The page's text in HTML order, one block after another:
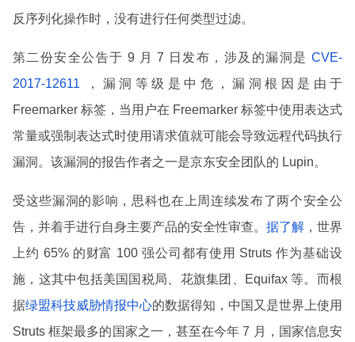
反序列化操作时，没有进行任何类型过滤。
第二份安全公告于 9 月 7 日发布，涉及的漏洞是 CVE-
2017-12611
，漏洞等级是中危，漏洞根因是由于
Freemarker 标签，当用户在 Freemarker 标签中使用表达式
常量或强制表达式时使用请求值就可能会导致远程代码执行
漏洞。该漏洞的报告作者之一是京东安全团队的 Lupin。
受这些漏洞的影响，思科也在上周连续发布了两个安全公
告，并着手进行自身主要产品的安全性审查。 据了解 ，世界
上约 65% 的财富 100 强公司都有使用 Struts 作为基础设
施，这其中包括美国国税局、花旗集团、Equifax 等。而根
据绿盟科技威胁情报中心的数据得知，中国又是世界上使用
Struts 框架最多的国家之一，甚至在今年 7 月，国家信息安